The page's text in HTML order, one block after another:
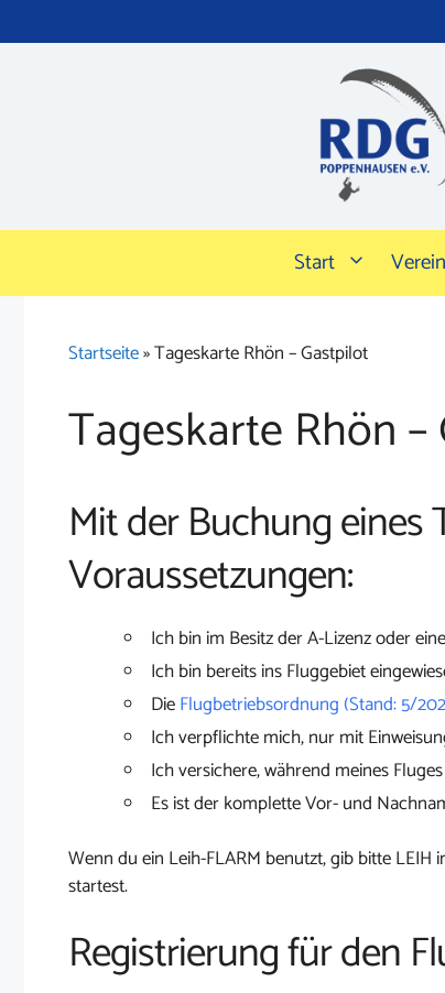
Inhalt
Start Verein
Startseite»Tageskarte Rhön – Gastpilot
Tageskarte Rhön
Mit der Buchung
Voraussetzungen:
Ich bin im Besitz der A-Lizenz oder
Ich bin bereits ins Fluggebiet
DieFlugbetriebsordnung (Stand: 5/
Ich verpflichte mich, nur mit
Ich versichere, während meines
Es ist der komplette Vor- und
Wenn du ein Leih-FLARM benutzt, gib bitte
startest.
Registrierung für den